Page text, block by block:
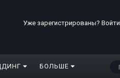
Уже зарегистрированы? Войти
БОЛЬШЕ